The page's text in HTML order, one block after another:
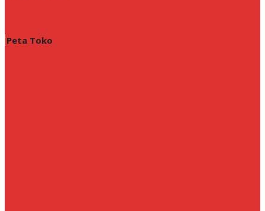
Peta Toko